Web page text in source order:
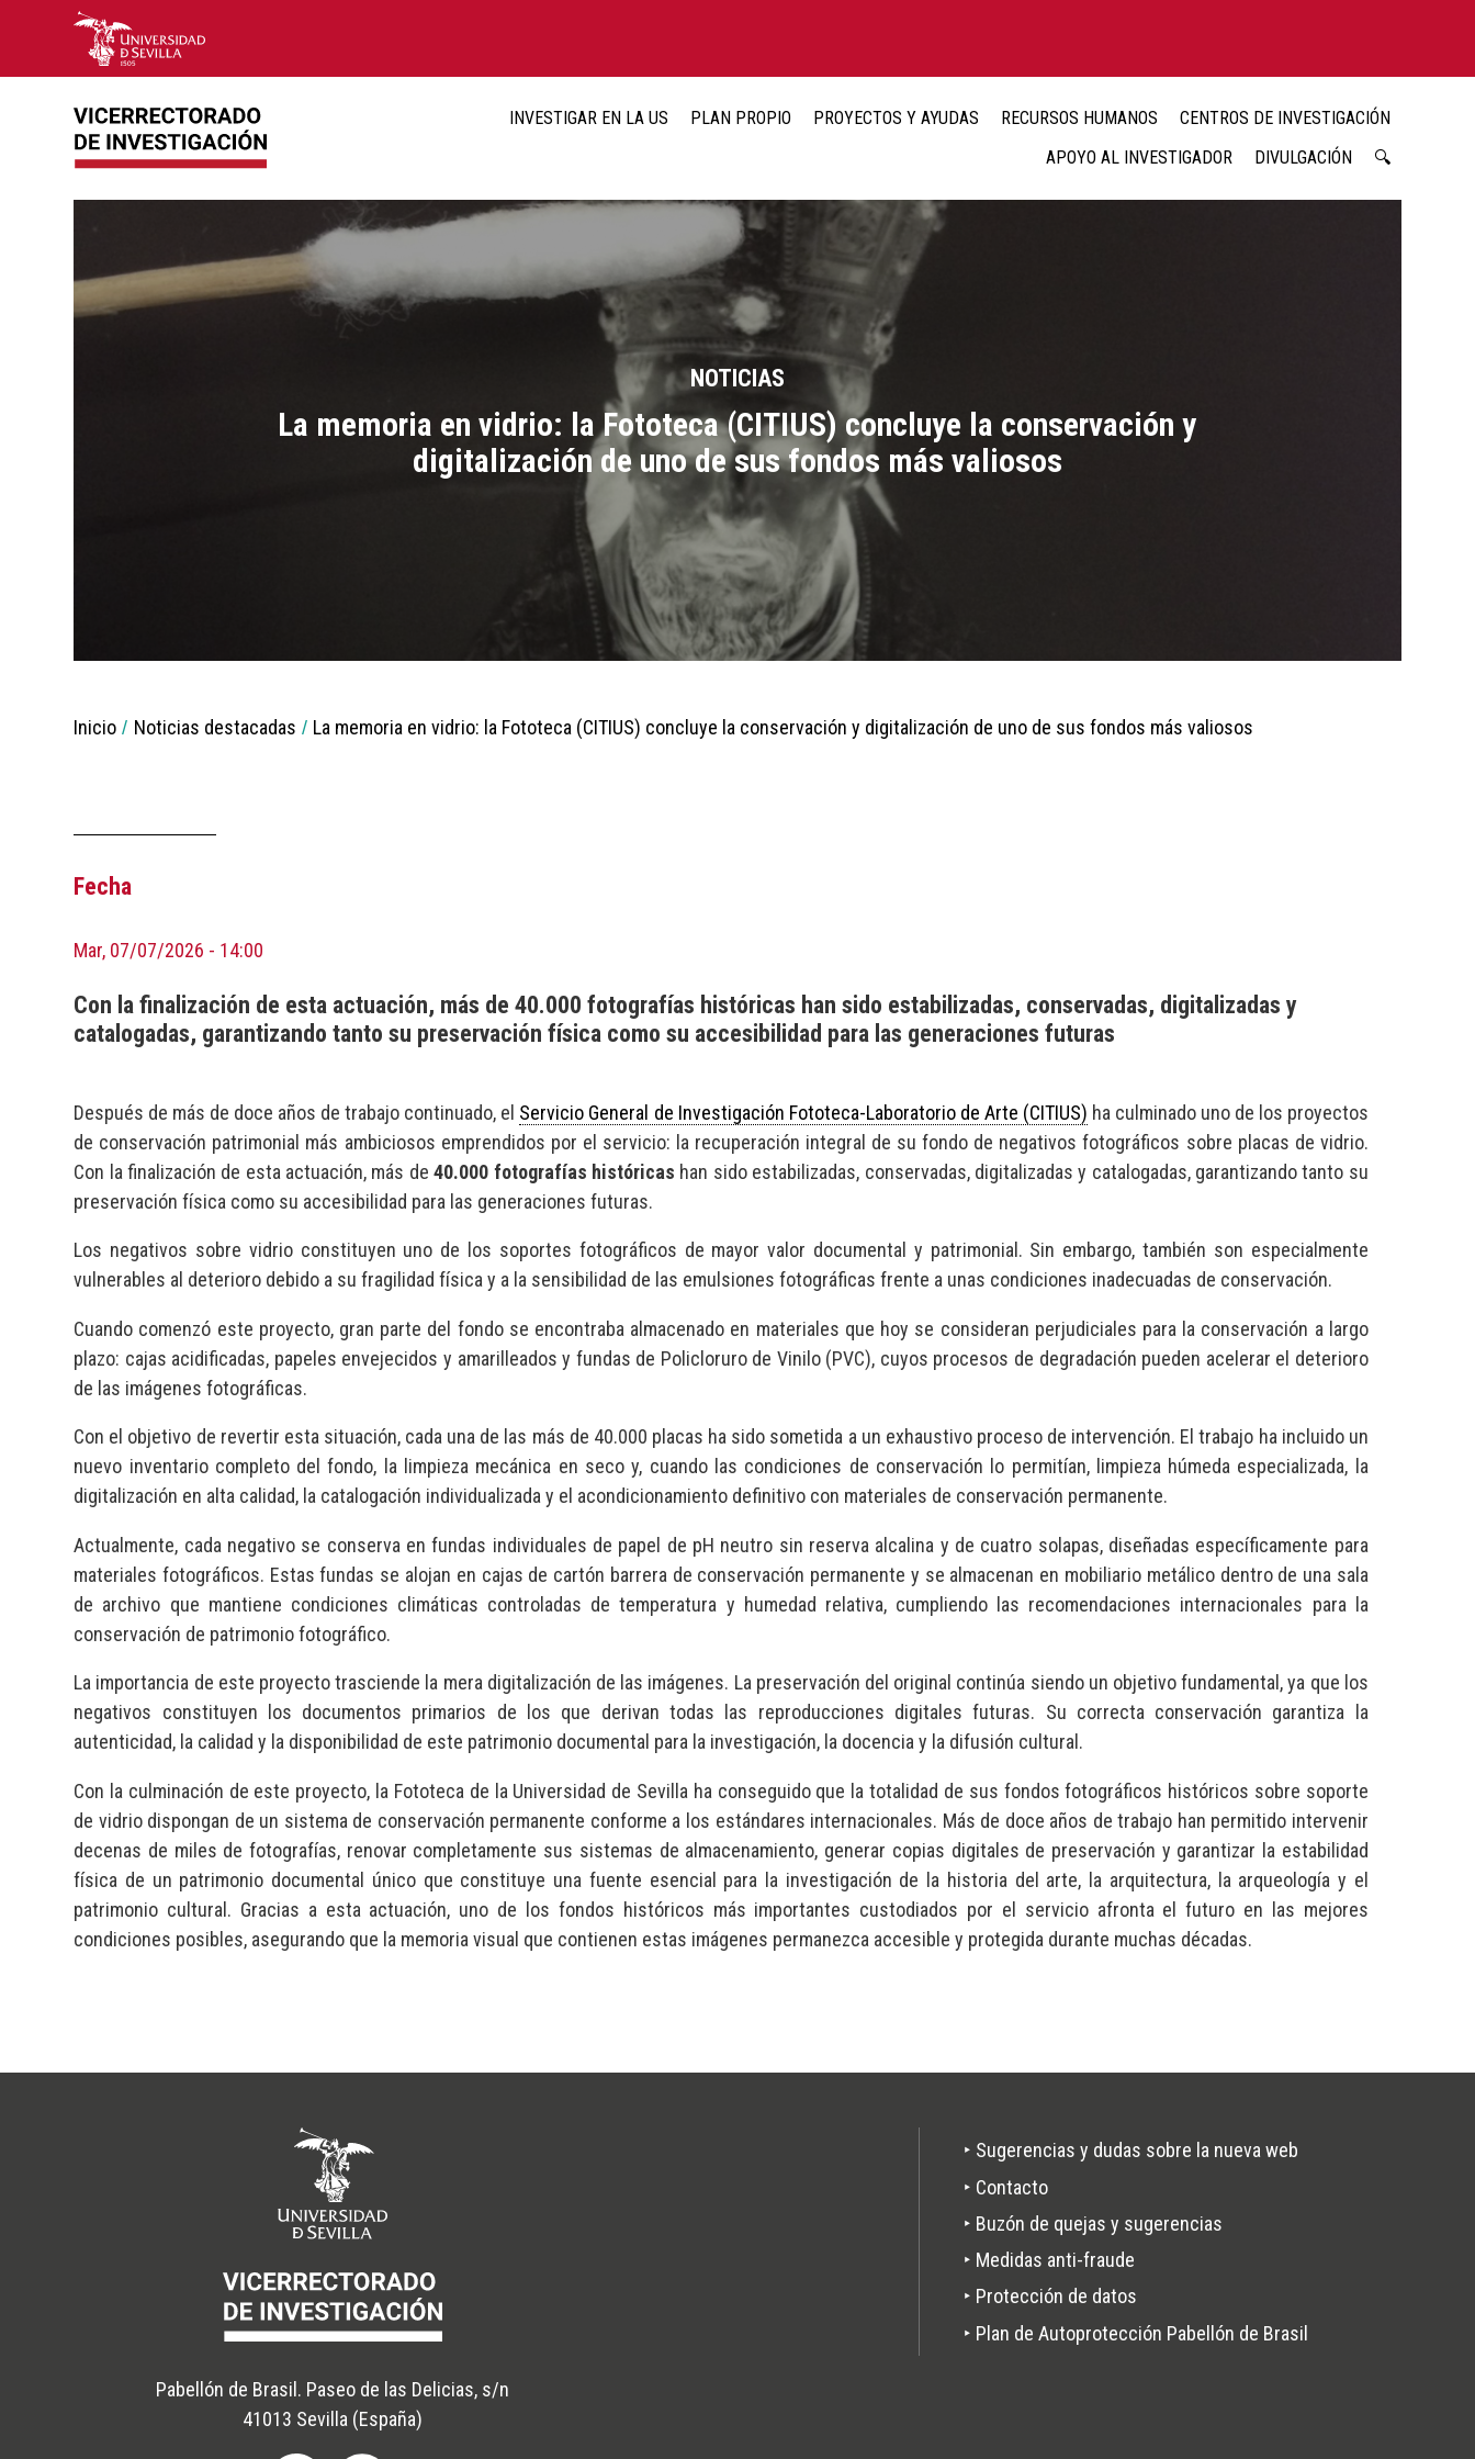
INVESTIGAR EN LA US PLAN PROPIO PROYECTOS Y AYUDAS RECURSOS HUMANOS
CENTROS DE INVESTIGACIÓN
APOYO AL INVESTIGADOR
DIVULGACIÓN 🔍
NOTICIAS
La memoria en vidrio: la Fototeca (CITIUS) concluye la conservación y
digitalización de uno de sus fondos más valiosos
You
Inicio Noticias destacadas La memoria en vidrio: la Fototeca (CITIUS) concluye la conservación y digitalización de uno de sus fondos más valiosos
Fecha
Mar, 07/07/2026 - 14:00
Con la finalización de esta actuación, más de 40.000 fotografías históricas han sido estabilizadas, conservadas, digitalizadas y
catalogadas, garantizando tanto su preservación física como su accesibilidad para las generaciones futuras
Después de más de doce años de trabajo continuado, el Servicio General de Investigación Fototeca-Laboratorio de Arte (CITIUS) ha culminado uno de los proyectos
de conservación patrimonial más ambiciosos emprendidos por el servicio: la recuperación integral de su fondo de negativos fotográficos sobre placas de vidrio.
Con la finalización de esta actuación, más de40.000 fotografías históricas han sido estabilizadas, conservadas, digitalizadas y catalogadas, garantizando tanto su
preservación física como su accesibilidad para las generaciones futuras.
Los negativos sobre vidrio constituyen uno de los soportes fotográficos de mayor valor documental y patrimonial. Sin embargo, también son especialmente
vulnerables al deterioro debido a su fragilidad física y a la sensibilidad de las emulsiones fotográficas frente a unas condiciones inadecuadas de conservación.
Cuando comenzó este proyecto, gran parte del fondo se encontraba almacenado en materiales que hoy se consideran perjudiciales para la conservación a largo
plazo: cajas acidificadas, papeles envejecidos y amarilleados y fundas de Policloruro de Vinilo (PVC), cuyos procesos de degradación pueden acelerar el deterioro
de las imágenes fotográficas.
Con el objetivo de revertir esta situación, cada una de las más de 40.000 placas ha sido sometida a un exhaustivo proceso de intervención. El trabajo ha incluido un
nuevo inventario completo del fondo, la limpieza mecánica en seco y, cuando las condiciones de conservación lo permitían, limpieza húmeda especializada, la
digitalización en alta calidad, la catalogación individualizada y el acondicionamiento definitivo con materiales de conservación permanente.
Actualmente, cada negativo se conserva en fundas individuales de papel de pH neutro sin reserva alcalina y de cuatro solapas, diseñadas específicamente para
materiales fotográficos. Estas fundas se alojan en cajas de cartón barrera de conservación permanente y se almacenan en mobiliario metálico dentro de una sala
de archivo que mantiene condiciones climáticas controladas de temperatura y humedad relativa, cumpliendo las recomendaciones internacionales para la
conservación de patrimonio fotográfico.
La importancia de este proyecto trasciende la mera digitalización de las imágenes. La preservación del original continúa siendo un objetivo fundamental, ya que los
negativos constituyen los documentos primarios de los que derivan todas las reproducciones digitales futuras. Su correcta conservación garantiza la
autenticidad, la calidad y la disponibilidad de este patrimonio documental para la investigación, la docencia y la difusión cultural.
Con la culminación de este proyecto, la Fototeca de la Universidad de Sevilla ha conseguido que la totalidad de sus fondos fotográficos históricos sobre soporte
de vidrio dispongan de un sistema de conservación permanente conforme a los estándares internacionales. Más de doce años de trabajo han permitido intervenir
decenas de miles de fotografías, renovar completamente sus sistemas de almacenamiento, generar copias digitales de preservación y garantizar la estabilidad
física de un patrimonio documental único que constituye una fuente esencial para la investigación de la historia del arte, la arquitectura, la arqueología y el
patrimonio cultural. Gracias a esta actuación, uno de los fondos históricos más importantes custodiados por el servicio afronta el futuro en las mejores
condiciones posibles, asegurando que la memoria visual que contienen estas imágenes permanezca accesible y protegida durante muchas décadas.
Pabellón de Brasil. Paseo de las Delicias, s/n
41013 Sevilla (España)
página
‣ Sugerencias y dudas sobre la nueva web
‣ Contacto
‣ Buzón de quejas y sugerencias
‣ Medidas anti-fraude
‣ Protección de datos
‣ Plan de Autoprotección Pabellón de Brasil